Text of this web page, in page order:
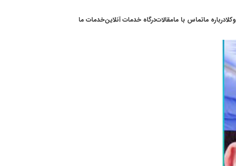
وکلادرباره ماتماس با مامقالاتدرگاه خدمات آنلاینخدمات ما